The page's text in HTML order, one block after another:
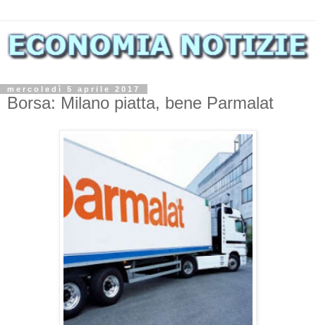
mercoledì 5 aprile 2017
Borsa: Milano piatta, bene Parmalat